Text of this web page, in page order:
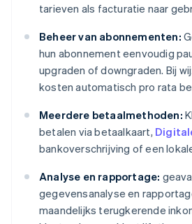
tarieven als facturatie naar
Beheer van abonnementen:
hun abonnement eenvoudig
upgraden of downgraden. Bij
kosten automatisch pro rata
Meerdere betaalmethoden:
betalen via betaalkaart,
bankoverschrijving of een
Analyse en rapportage:
gegevensanalyse en
maandelijks terugkerende